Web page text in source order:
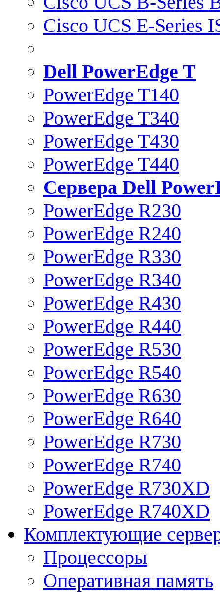
Cisco UCS E-Series
Dell PowerEdge T
PowerEdge T140
PowerEdge T340
PowerEdge T430
PowerEdge T440
Сервера Dell
PowerEdge R230
PowerEdge R240
PowerEdge R330
PowerEdge R340
PowerEdge R430
PowerEdge R440
PowerEdge R530
PowerEdge R540
PowerEdge R630
PowerEdge R640
PowerEdge R730
PowerEdge R740
PowerEdge R730XD
PowerEdge R740XD
Комплектующие
Процессоры
Оперативная память